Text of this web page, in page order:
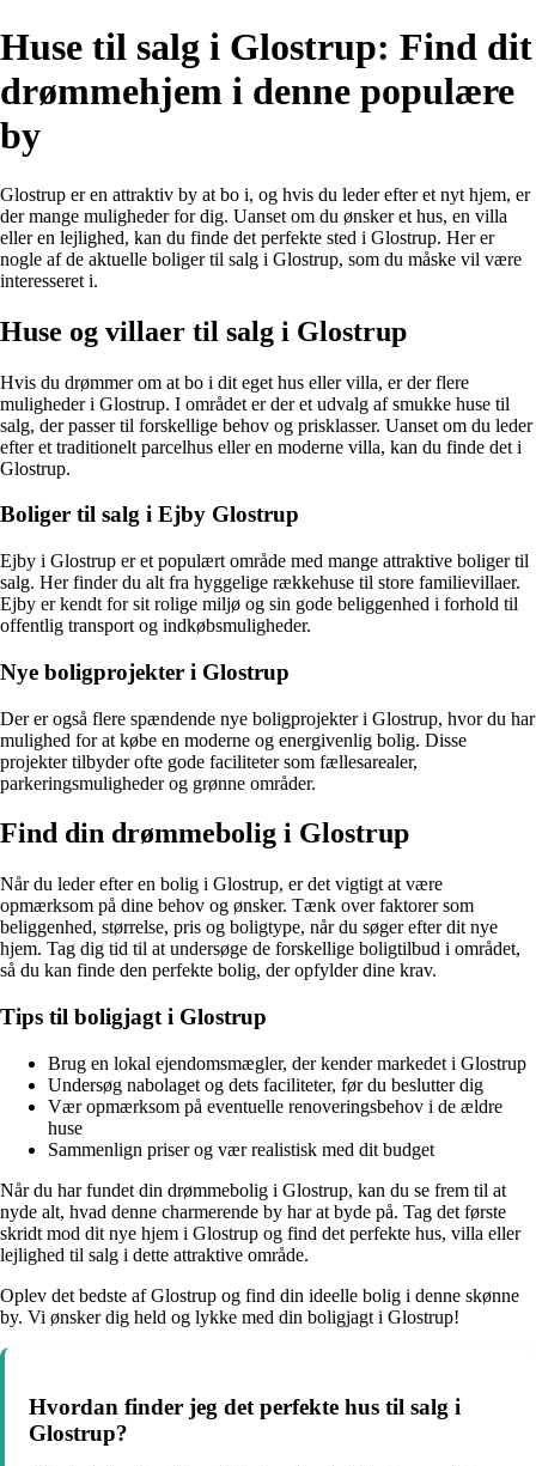
Huse til salg i Glostrup: Find dit
drømmehjem i denne populære
by
Glostrup er en attraktiv by at bo i, og hvis du leder efter et nyt hjem, er
der mange muligheder for dig. Uanset om du ønsker et hus, en villa
eller en lejlighed, kan du finde det perfekte sted i Glostrup. Her er
nogle af de aktuelle boliger til salg i Glostrup, som du måske vil være
interesseret i.
Huse og villaer til salg i Glostrup
Hvis du drømmer om at bo i dit eget hus eller villa, er der flere
muligheder i Glostrup. I området er der et udvalg af smukke huse til
salg, der passer til forskellige behov og prisklasser. Uanset om du leder
efter et traditionelt parcelhus eller en moderne villa, kan du finde det i
Glostrup.
Boliger til salg i Ejby Glostrup
Ejby i Glostrup er et populært område med mange attraktive boliger til
salg. Her finder du alt fra hyggelige rækkehuse til store familievillaer.
Ejby er kendt for sit rolige miljø og sin gode beliggenhed i forhold til
offentlig transport og indkøbsmuligheder.
Nye boligprojekter i Glostrup
Der er også flere spændende nye boligprojekter i Glostrup, hvor du har
mulighed for at købe en moderne og energivenlig bolig. Disse
projekter tilbyder ofte gode faciliteter som fællesarealer,
parkeringsmuligheder og grønne områder.
Find din drømmebolig i Glostrup
Når du leder efter en bolig i Glostrup, er det vigtigt at være
opmærksom på dine behov og ønsker. Tænk over faktorer som
beliggenhed, størrelse, pris og boligtype, når du søger efter dit nye
hjem. Tag dig tid til at undersøge de forskellige boligtilbud i området,
så du kan finde den perfekte bolig, der opfylder dine krav.
Tips til boligjagt i Glostrup
Brug en lokal ejendomsmægler, der kender markedet i Glostrup
Undersøg nabolaget og dets faciliteter, før du beslutter dig
Vær opmærksom på eventuelle renoveringsbehov i de ældre
huse
Sammenlign priser og vær realistisk med dit budget
Når du har fundet din drømmebolig i Glostrup, kan du se frem til at
nyde alt, hvad denne charmerende by har at byde på. Tag det første
skridt mod dit nye hjem i Glostrup og find det perfekte hus, villa eller
lejlighed til salg i dette attraktive område.
Oplev det bedste af Glostrup og find din ideelle bolig i denne skønne
by. Vi ønsker dig held og lykke med din boligjagt i Glostrup!
Hvordan finder jeg det perfekte hus til salg i
Glostrup?